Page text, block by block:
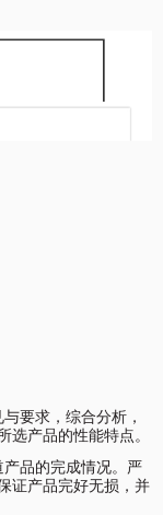
要求，综合分析，
选产品的性能特点。
品的完成情况。严
证产品完好无损，并